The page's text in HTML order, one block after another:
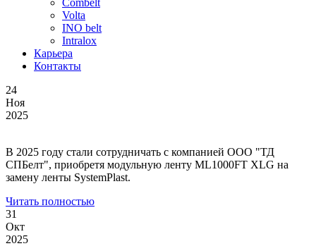
Combelt
Volta
INO belt
Intralox
Карьера
Контакты
24
Ноя
2025
В 2025 году стали сотрудничать с компанией ООО "ТД
СПБелт", приобретя модульную ленту ML1000FT XLG на
замену ленты SystemPlast.
Читать полностью
31
Окт
2025